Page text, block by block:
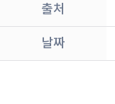
출처
날짜